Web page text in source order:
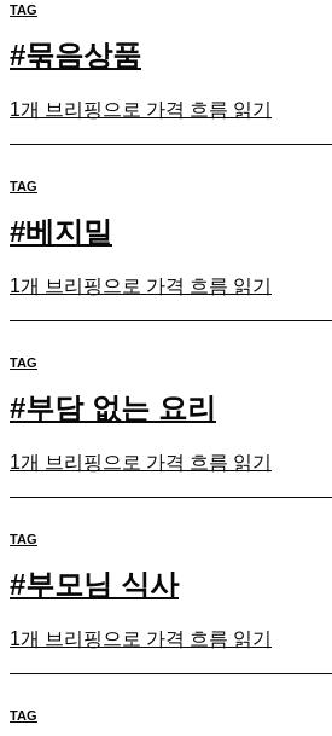
TAG
#묶음상품
1개 브리핑으로 가격 흐름 읽기
TAG
#베지밀
1개 브리핑으로 가격 흐름 읽기
TAG
#부담 없는 요리
1개 브리핑으로 가격 흐름 읽기
TAG
#부모님 식사
1개 브리핑으로 가격 흐름 읽기
TAG